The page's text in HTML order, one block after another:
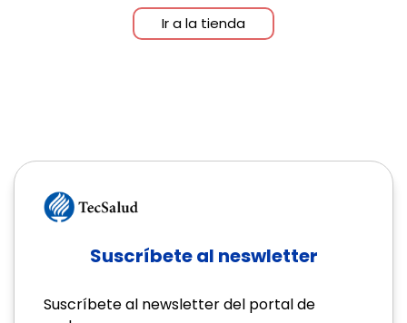
Ir a la tienda
Suscríbete al neswletter
Suscríbete al newsletter del portal de